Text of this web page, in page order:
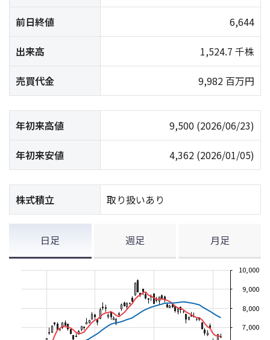
前日終値 6,644
出来高 1,524.7 千株
売買代金 9,982 百万円
年初来高値 9,500 (2026/06/23)
年初来安値 4,362 (2026/01/05)
株式積立 取り扱いあり
日足 週足 月足
7,000
8,000
9,000
10,000